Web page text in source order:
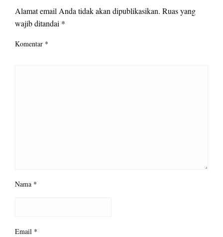
Alamat email Anda tidak akan dipublikasikan. Ruas yang
wajib ditandai *
Komentar *
Nama *
Email *